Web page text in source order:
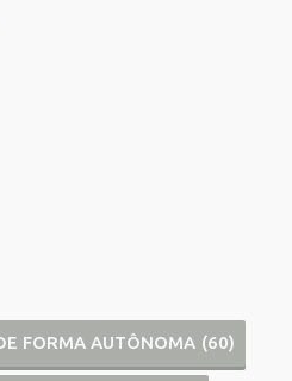
FORMA AUTÔNOMA (60)